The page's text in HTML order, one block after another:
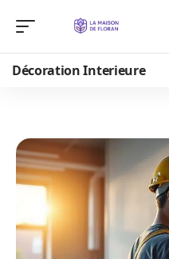
Décoration Interieure